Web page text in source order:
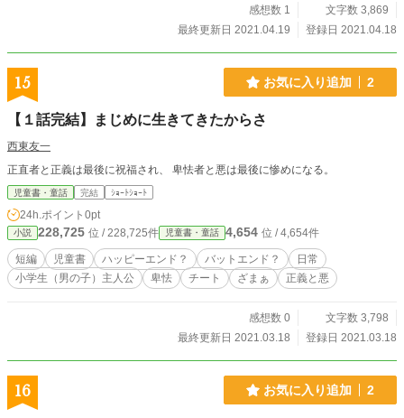
感想数 1
文字数 3,869
最終更新日 2021.04.19
登録日 2021.04.18
15 お気に入り追加 2
【１話完結】まじめに生きてきたからさ
西東友一
正直者と正義は最後に祝福され、 卑怯者と悪は最後に惨めになる。
児童書・童話 完結 ｼｮｰﾄｼｮｰﾄ
24h.ポイント 0pt
小説 228,725 位 / 228,725件 児童書・童話 4,654 位 / 4,654件
短編 児童書 ハッピーエンド？ バットエンド？
日常
小学生（男の子）主人公
卑怯 チート ざまぁ 正義と悪
感想数 0
文字数 3,798
最終更新日 2021.03.18
登録日 2021.03.18
16 お気に入り追加 2